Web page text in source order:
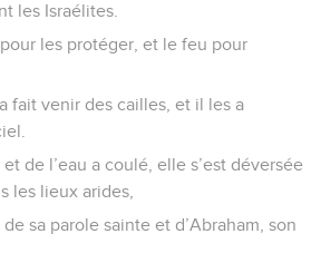
les Israélites.
les protéger, et le feu pour
fait venir des cailles, et il les a
de l’eau a coulé, elle s’est déversée
les lieux arides,
sa parole sainte et d’Abraham, son